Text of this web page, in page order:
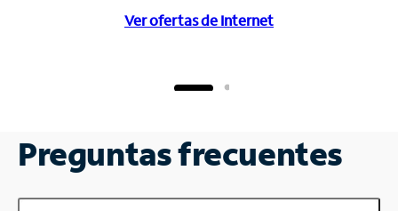
Ver ofertas de Internet
Preguntas frecuentes